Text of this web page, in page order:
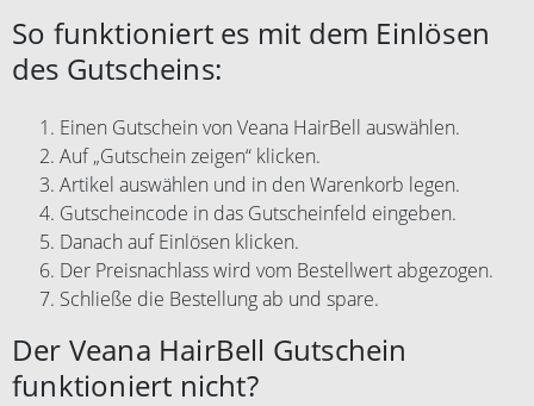
So funktioniert es mit dem Einlösen
des Gutscheins:
Einen Gutschein von Veana HairBell auswählen.
Auf „Gutschein zeigen“ klicken.
Artikel auswählen und in den Warenkorb legen.
Gutscheincode in das Gutscheinfeld eingeben.
Danach auf Einlösen klicken.
Der Preisnachlass wird vom Bestellwert abgezogen.
Schließe die Bestellung ab und spare.
Der Veana HairBell Gutschein
funktioniert nicht?